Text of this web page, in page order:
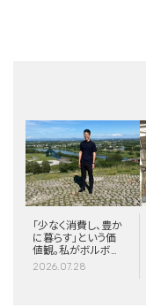
「少なく消費し、豊か
に暮らす」という価
値観。私がボルボと
スウェーデンに惹か
2026.07.28